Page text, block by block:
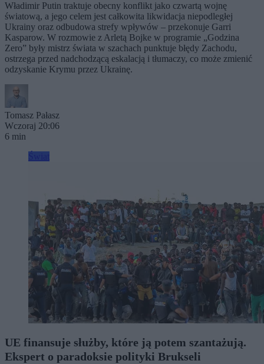
Władimir Putin traktuje obecny konflikt jako czwartą wojnę
światową, a jego celem jest całkowita likwidacja niepodległej
Ukrainy oraz odbudowa strefy wpływów – przekonuje Garri
Kasparow. W rozmowie z Arletą Bojke w programie „Godzina
Zero” były mistrz świata w szachach punktuje błędy Zachodu,
ostrzega przed nadchodzącą eskalacją i tłumaczy, co może zmienić
odzyskanie Krymu przez Ukrainę.
Tomasz Pałasz
Wczoraj 20:06
6 min
UE finansuje służby, które ją potem szantażują.
Ekspert o paradoksie polityki Brukseli